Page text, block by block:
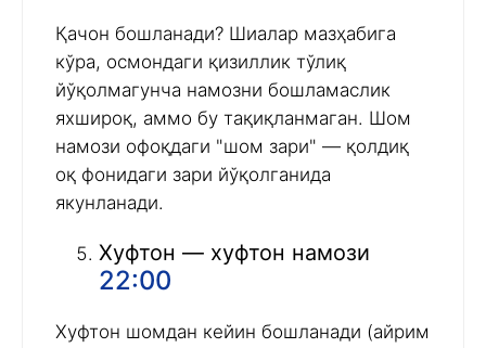
Қачон бошланади? Шиалар мазҳабига
кўра, осмондаги қизиллик тўлиқ
йўқолмагунча намозни бошламаслик
яхшироқ, аммо бу тақиқланмаган. Шом
намози офоқдаги "шом зари" — қолдиқ
оқ фонидаги зари йўқолганида
якунланади.
Хуфтон — хуфтон намози
22:00
Хуфтон шомдан кейин бошланади (айрим